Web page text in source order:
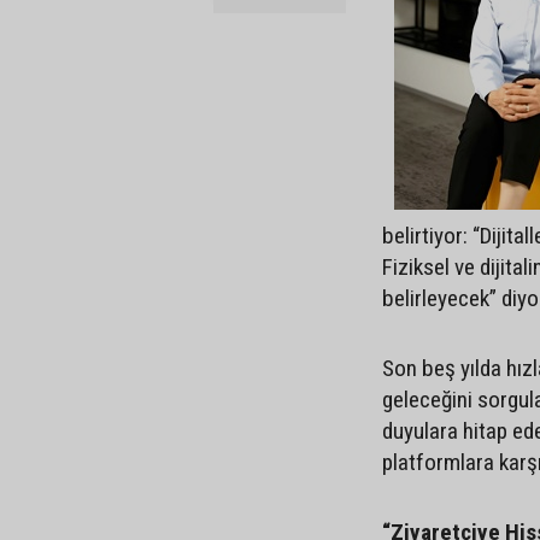
belirtiyor:
Fiziksel ve
belirleyecek”
Son beş yılda
geleceğini
duyulara hitap
platformlara
“Ziyaretçiye